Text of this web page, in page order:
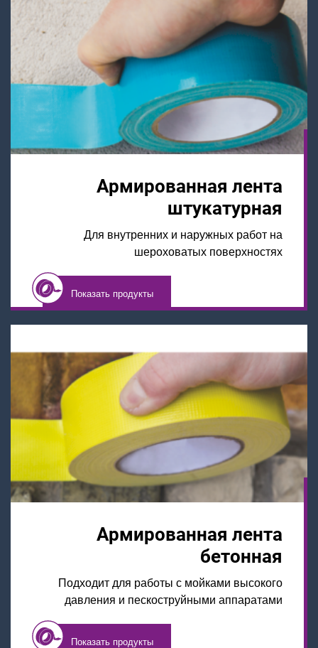
Армированная лента
штукатурная
Для внутренних и наружных работ на
шероховатых поверхностях
Показать продукты
Армированная лента
бетонная
Подходит для работы с мойками высокого
давления и пескоструйными аппаратами
Показать продукты